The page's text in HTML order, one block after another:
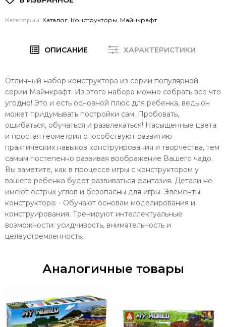
Категории: Каталог Конструкторы Майнкрафт
ОПИСАНИЕ ХАРАКТЕРИСТИКИ
Отличный набор конструктора из серии популярной
серии Майнкрафт. Из этого набора можно собрать все что
угодно! Это и есть основной плюс для ребенка, ведь он
может придумывать постройки сам. Пробовать,
ошибаться, обучаться и развлекаться! Насыщенные цвета
и простая геометрия способствуют развитию
практических навыков конструирования и творчества, тем
самым постепенно развивая воображение Вашего чадо.
Вы заметите, как в процессе игры с конструктором у
вашего ребенка будет развиваться фантазия. Детали не
имеют острых углов и безопасны для игры. Элементы
конструктора: - Обучают основам моделирования и
конструирования. Тренируют интеллектуальные
возможности: усидчивость, внимательность и
целеустремленность.
Аналогичные товары